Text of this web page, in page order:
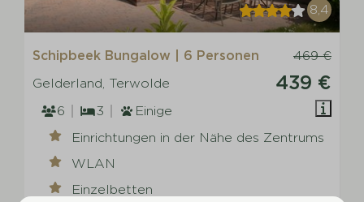
8,4
469 €
439 €
Schipbeek Bungalow | 6 Personen
Gelderland, Terwolde
6
3
Einige
Einrichtungen in der Nähe des Zentrums
WLAN
Einzelbetten